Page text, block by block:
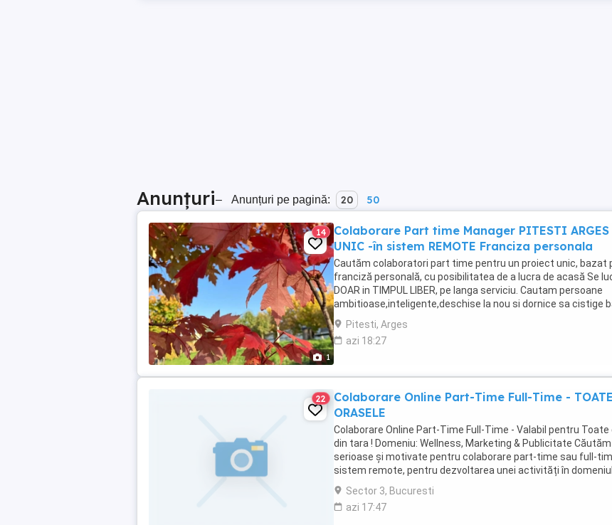
Anunțuri– Anunțuri pe pagină: 20 50
1
14
Colaborare Part time Manager PITESTI
UNIC -în sistem REMOTE Franciza personala
Cautăm colaboratori part time pentru un proiect unic, bazat
franciză personală, cu posibilitatea de a lucra de acasă Se
DOAR in TIMPUL LIBER, pe langa serviciu. Cautam persoane
ambitioase,inteligente,deschise la nou si dornice sa cistige
ales de a forma echipe si a conduce organizatii. -Formeaza ...
Pitesti, Arges
azi 18:27
22
Colaborare Online Part-Time Full-Time - TOATE
ORASELE
Colaborare Online Part-Time Full-Time - Valabil pentru Toate
din tara ! Domeniu: Wellness, Marketing & Publicitate
serioase și motivate pentru colaborare part-time sau full-
sistem remote, pentru dezvoltarea unei activități în
și marketing online. Activitatea ...
Sector 3, Bucuresti
azi 17:47